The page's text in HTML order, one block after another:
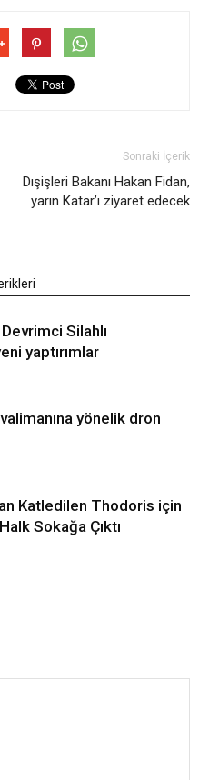
Sonraki İçerik
Dışişleri Bakanı Hakan Fidan,
yarın Katar’ı ziyaret edecek
Silahlı
yaptırımlar
yönelik dron
Katledilen Thodoris için
Sokağa Çıktı